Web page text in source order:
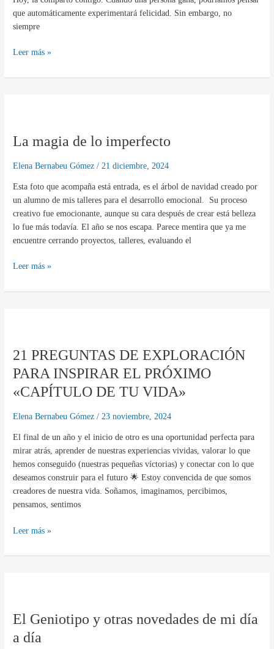
que automáticamente experimentará felicidad. Sin embargo, no
siempre
Leer más »
La magia de lo imperfecto
Elena Bernabeu Gómez/21 diciembre, 2024
Esta foto que acompaña está entrada, es el árbol de navidad creado por
un alumno de mis talleres para el desarrollo emocional. Su proceso
creativo fue emocionante, aunque su cara después de crear está belleza
lo fue más todavía. El año se nos escapa. Parece mentira que ya me
encuentre cerrando proyectos, talleres, evaluando el
de
imperfecto
Leer más »
21 PREGUNTAS DE EXPLORACIÓN
PARA INSPIRAR EL PRÓXIMO
«CAPÍTULO DE TU VIDA»
Elena Bernabeu Gómez/23 noviembre, 2024
El final de un año y el inicio de otro es una oportunidad perfecta para
mirar atrás, aprender de nuestras experiencias vividas, valorar lo que
hemos conseguido (nuestras pequeñas víctorias) y conectar con lo que
deseamos construir para el futuro 🌟 Estoy convencida de que somos
creadores de nuestra vida. Soñamos, imaginamos, percibimos,
pensamos, sentimos
DE
PARA
INSPIRAR
PRÓXIMO
«CAPÍTULO
DE
TU
VIDA»
Leer más »
El Geniotipo y otras novedades de mi día
a día
y
otras
novedades